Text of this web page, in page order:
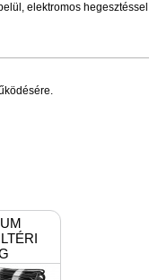
elektromos hegesztéssel